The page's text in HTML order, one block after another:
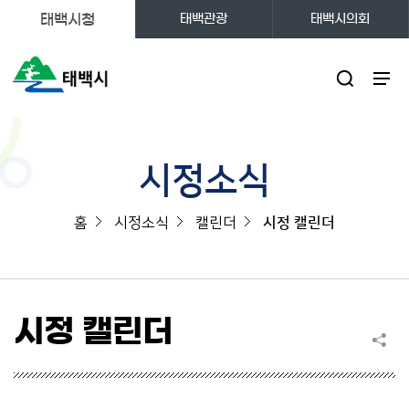
태백시청 태백관광 태백시의회
시정소식
홈 시정소식 캘린더 시정 캘린더
시정 캘린더